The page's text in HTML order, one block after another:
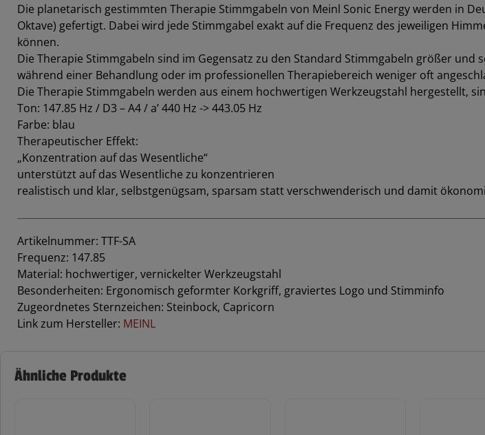
Die planetarisch gestimmten Therapie Stimmgabeln von Meinl Sonic Energy werden in
Oktave) gefertigt. Dabei wird jede Stimmgabel exakt auf die Frequenz des jeweiligen
können.
Die Therapie Stimmgabeln sind im Gegensatz zu den Standard Stimmgabeln größer
während einer Behandlung oder im professionellen Therapiebereich weniger oft
Die Therapie Stimmgabeln werden aus einem hochwertigen Werkzeugstahl hergestellt,
Ton: 147.85 Hz / D3 – A4 / a’ 440 Hz -> 443.05 Hz
Farbe: blau
Therapeutischer Effekt:
„Konzentration auf das Wesentliche“
unterstützt auf das Wesentliche zu konzentrieren
realistisch und klar, selbstgenügsam, sparsam statt verschwenderisch und damit
Artikelnummer: TTF-SA
Frequenz: 147.85
Material: hochwertiger, vernickelter Werkzeugstahl
Besonderheiten: Ergonomisch geformter Korkgriff, graviertes Logo und Stimminfo
Zugeordnetes Sternzeichen: Steinbock, Capricorn
Link zum Hersteller: MEINL
Ähnliche Produkte